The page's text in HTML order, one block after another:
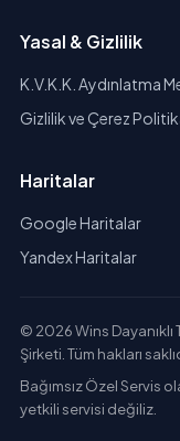
Yasal & Gizlilik
K.V.K.K. Aydınlatma
Gizlilik ve Çerez
Haritalar
Google Haritalar
Yandex Haritalar
© 2026 Wins Dayanıklı
Şirketi. Tüm hakları
Bağımsız Özel Servis
yetkili servisi değiliz.